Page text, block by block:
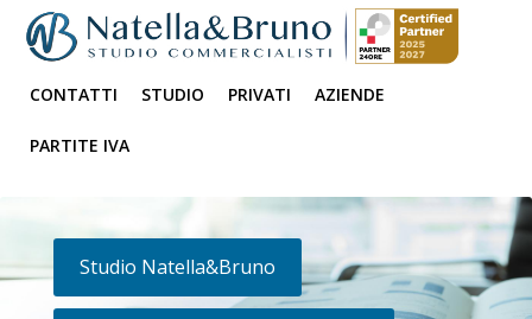
CONTATTI STUDIO PRIVATI AZIENDE
PARTITE IVA
Studio Natella&Bruno